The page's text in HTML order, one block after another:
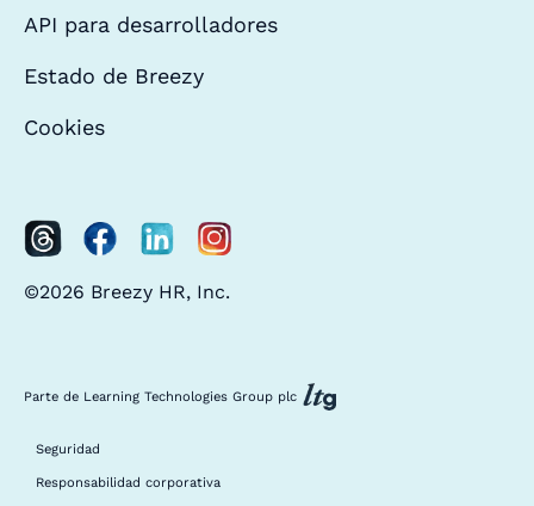
API para desarrolladores
Estado de Breezy
Cookies
©2026 Breezy HR, Inc.
Parte de Learning Technologies Group plc
Seguridad
Responsabilidad corporativa